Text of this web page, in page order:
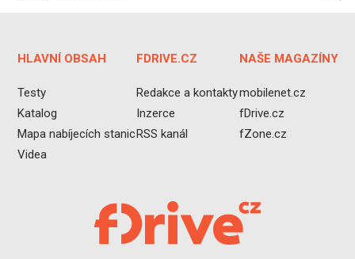
HLAVNÍ OBSAH
Testy
Katalog
Mapa nabíjecích stanic
Videa
FDRIVE.CZ
Redakce a kontakty
Inzerce
RSS kanál
NAŠE MAGAZÍNY
mobilenet.cz
fDrive.cz
fZone.cz